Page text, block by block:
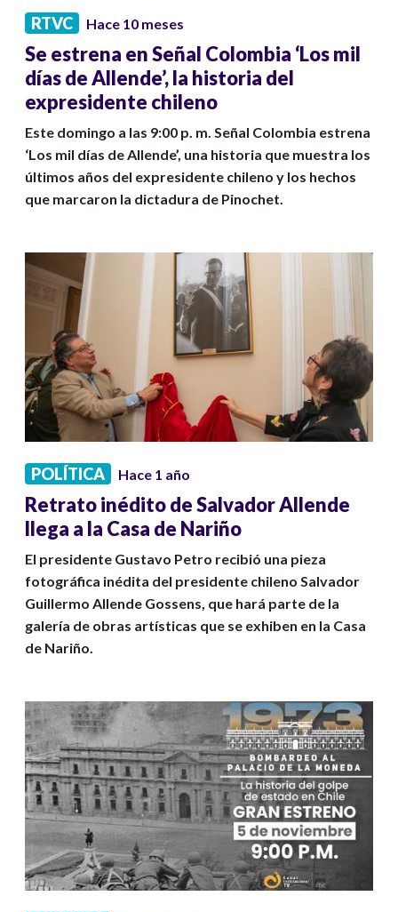
RTVC Hace 10 meses
Se estrena en Señal Colombia ‘Los mil
días de Allende’, la historia del
expresidente chileno
Este domingo a las 9:00 p. m. Señal Colombia estrena
‘Los mil días de Allende’, una historia que muestra los
últimos años del expresidente chileno y los hechos
que marcaron la dictadura de Pinochet.
POLÍTICA Hace 1 año
Retrato inédito de Salvador Allende
llega a la Casa de Nariño
El presidente Gustavo Petro recibió una pieza
fotográfica inédita del presidente chileno Salvador
Guillermo Allende Gossens, que hará parte de la
galería de obras artísticas que se exhiben en la Casa
de Nariño.